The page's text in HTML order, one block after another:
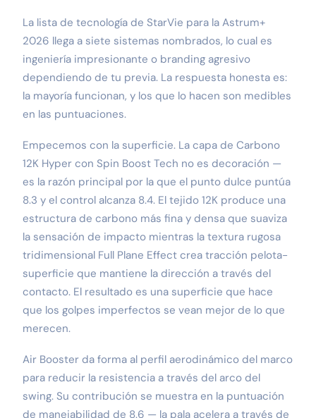
La lista de tecnología de StarVie para la Astrum+
2026 llega a siete sistemas nombrados, lo cual es
ingeniería impresionante o branding agresivo
dependiendo de tu previa. La respuesta honesta es:
la mayoría funcionan, y los que lo hacen son medibles
en las puntuaciones.
Empecemos con la superficie. La capa de Carbono
12K Hyper con Spin Boost Tech no es decoración —
es la razón principal por la que el punto dulce puntúa
8.3 y el control alcanza 8.4. El tejido 12K produce una
estructura de carbono más fina y densa que suaviza
la sensación de impacto mientras la textura rugosa
tridimensional Full Plane Effect crea tracción pelota-
superficie que mantiene la dirección a través del
contacto. El resultado es una superficie que hace
que los golpes imperfectos se vean mejor de lo que
merecen.
Air Booster da forma al perfil aerodinámico del marco
para reducir la resistencia a través del arco del
swing. Su contribución se muestra en la puntuación
de manejabilidad de 8.6 — la pala acelera a través de